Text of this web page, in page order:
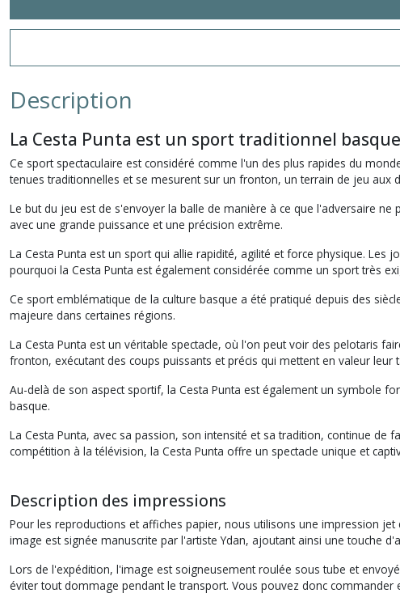
Description
La Cesta Punta est un sport traditionnel
Ce sport spectaculaire est considéré comme l'un des plus rapides du
tenues traditionnelles et se mesurent sur un fronton, un terrain de jeu aux
Le but du jeu est de s'envoyer la balle de manière à ce que l'adversaire
avec une grande puissance et une précision extrême.
La Cesta Punta est un sport qui allie rapidité, agilité et force physique.
pourquoi la Cesta Punta est également considérée comme un sport très
Ce sport emblématique de la culture basque a été pratiqué depuis des
majeure dans certaines régions.
La Cesta Punta est un véritable spectacle, où l'on peut voir des pelotaris
fronton, exécutant des coups puissants et précis qui mettent en valeur leur
Au-delà de son aspect sportif, la Cesta Punta est également un symbole
basque.
La Cesta Punta, avec sa passion, son intensité et sa tradition, continue
compétition à la télévision, la Cesta Punta offre un spectacle unique et
Description des impressions
Pour les reproductions et affiches papier, nous utilisons une impression
image est signée manuscrite par l'artiste Ydan, ajoutant ainsi une touche
Lors de l'expédition, l'image est soigneusement roulée sous tube et
éviter tout dommage pendant le transport. Vous pouvez donc commander